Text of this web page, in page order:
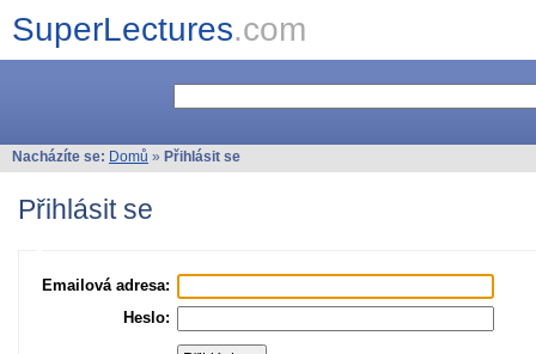
SuperLectures.com
Nacházíte se: Domů » Přihlásit se
Přihlásit se
Emailová adresa:
Heslo: